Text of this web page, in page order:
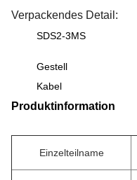
Verpackendes Detail:
SDS2-3MS
Gestell
Kabel
Produktinformation
Einzelteilname